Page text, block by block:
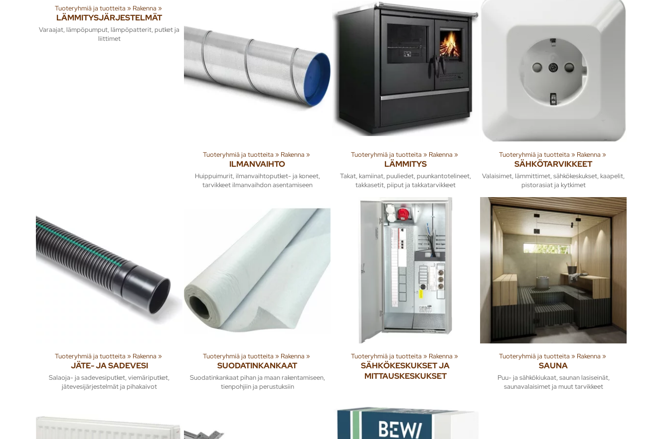
Tuoteryhmiä ja tuotteita ‪» Rakenna ‪»
LÄMMITYSJÄRJESTELMÄT
Varaajat, lämpöpumput, lämpöpatterit, putket ja
liittimet
Tuoteryhmiä ja tuotteita ‪» Rakenna ‪»
ILMANVAIHTO
Huippuimurit, ilmanvaihtoputket- ja koneet,
tarvikkeet ilmanvaihdon asentamiseen
Tuoteryhmiä ja tuotteita ‪» Rakenna ‪»
LÄMMITYS
Takat, kamiinat, puuliedet, puunkantotelineet,
takkasetit, piiput ja takkatarvikkeet
Tuoteryhmiä ja tuotteita ‪» Rakenna ‪»
SÄHKÖTARVIKKEET
Valaisimet, lämmittimet, sähkökeskukset, kaapelit,
pistorasiat ja kytkimet
Tuoteryhmiä ja tuotteita ‪» Rakenna ‪»
JÄTE- JA SADEVESI
Salaoja- ja sadevesiputket, viemäriputket,
jätevesijärjestelmät ja pihakaivot
Tuoteryhmiä ja tuotteita ‪» Rakenna ‪»
SUODATINKANKAAT
Suodatinkankaat pihan ja maan rakentamiseen,
tienpohjiin ja perustuksiin
Tuoteryhmiä ja tuotteita ‪» Rakenna ‪»
SÄHKÖKESKUKSET JA
MITTAUSKESKUKSET
Tuoteryhmiä ja tuotteita ‪» Rakenna ‪»
SAUNA
Puu- ja sähkökiukaat, saunan lasiseinät,
saunavalaisimet ja muut tarvikkeet